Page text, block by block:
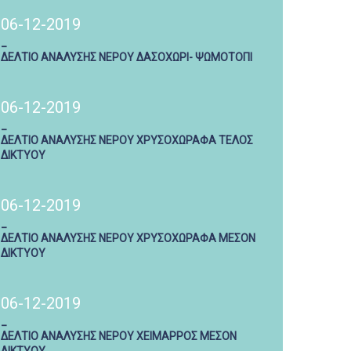
06-12-2019
ΔΕΛΤΙΟ ΑΝΑΛΥΣΗΣ ΝΕΡΟΥ ΔΑΣΟΧΩΡΙ- ΨΩΜΟΤΟΠΙ
06-12-2019
ΔΕΛΤΙΟ ΑΝΑΛΥΣΗΣ ΝΕΡΟΥ ΧΡΥΣΟΧΩΡΑΦΑ ΤΕΛΟΣ
ΔΙΚΤΥΟΥ
06-12-2019
ΔΕΛΤΙΟ ΑΝΑΛΥΣΗΣ ΝΕΡΟΥ ΧΡΥΣΟΧΩΡΑΦΑ ΜΕΣΟΝ
ΔΙΚΤΥΟΥ
06-12-2019
ΔΕΛΤΙΟ ΑΝΑΛΥΣΗΣ ΝΕΡΟΥ ΧΕΙΜΑΡΡΟΣ ΜΕΣΟΝ